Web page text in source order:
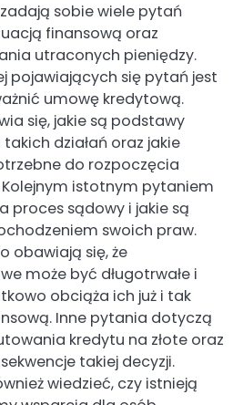
sobie wiele pytań
finansową oraz
utraconych pieniędzy.
pojawiających się pytań jest
umowę kredytową.
się, jakie są podstawy
działań oraz jakie
do rozpoczęcia
istotnym pytaniem
proces sądowy i jakie są
swoich praw.
obawiają się, że
może być długotrwałe i
obciąża ich już i tak
Inne pytania dotyczą
kredytu na złote oraz
takiej decyzji.
wiedzieć, czy istnieją